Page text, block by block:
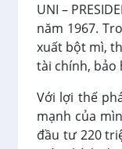
UNI –
năm 1967.
xuất bột mì,
tài chính, bảo
Với lợi thế
mạnh của
đầu tư 220